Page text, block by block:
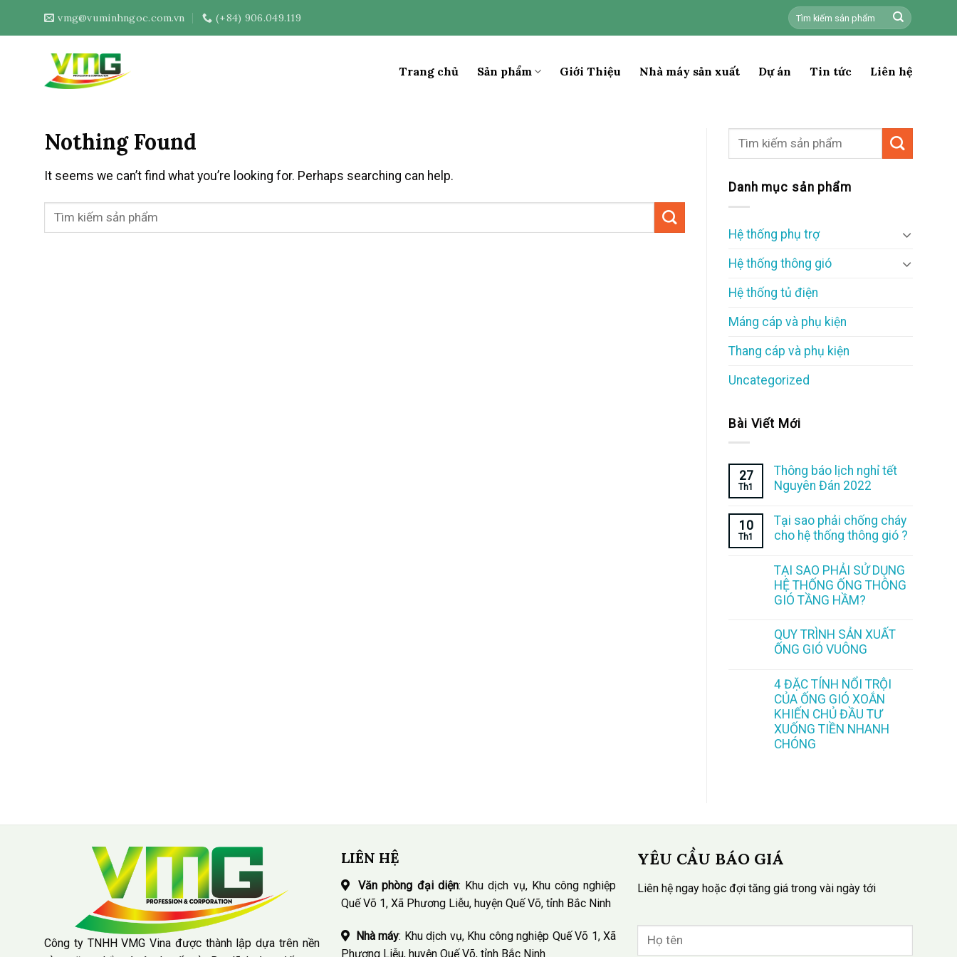
vmg@vuminhngoc.com.vn (+84) 906.049.119
Tìm
kiếm:
Trang chủ Sản phẩm Giới Thiệu Nhà máy sản xuất Dự án Tin tức Liên hệ
Nothing Found
It seems we can’t find what you’re looking for. Perhaps searching can help.
Danh mục sản phẩm
Hệ thống phụ trợ
Hệ thống thông gió
Hệ thống tủ điện
Máng cáp và phụ kiện
Thang cáp và phụ kiện
Uncategorized
Bài Viết Mới
27
Th1
Thông báo lịch nghỉ tết
Nguyên Đán 2022
10
Th1
Tại sao phải chống cháy
cho hệ thống thông gió ?
TẠI SAO PHẢI SỬ DỤNG
HỆ THỐNG ỐNG THÔNG
GIÓ TẦNG HẦM?
QUY TRÌNH SẢN XUẤT
ỐNG GIÓ VUÔNG
4 ĐẶC TÍNH NỔI TRỘI
CỦA ỐNG GIÓ XOẮN
KHIẾN CHỦ ĐẦU TƯ
XUỐNG TIỀN NHANH
CHÓNG
Công ty TNHH VMG Vina được thành lập dựa trên nền
LIÊN HỆ
Văn phòng đại diện: Khu dịch vụ, Khu công nghiệp
Quế Võ 1, Xã Phương Liễu, huyện Quế Võ, tỉnh Bắc Ninh
Nhà máy: Khu dịch vụ, Khu công nghiệp Quế Võ 1, Xã
Phương Liễu, huyện Quế Võ, tỉnh Bắc Ninh
YÊU CẦU BÁO GIÁ
Liên hệ ngay hoặc đợi tăng giá trong vài ngày tới